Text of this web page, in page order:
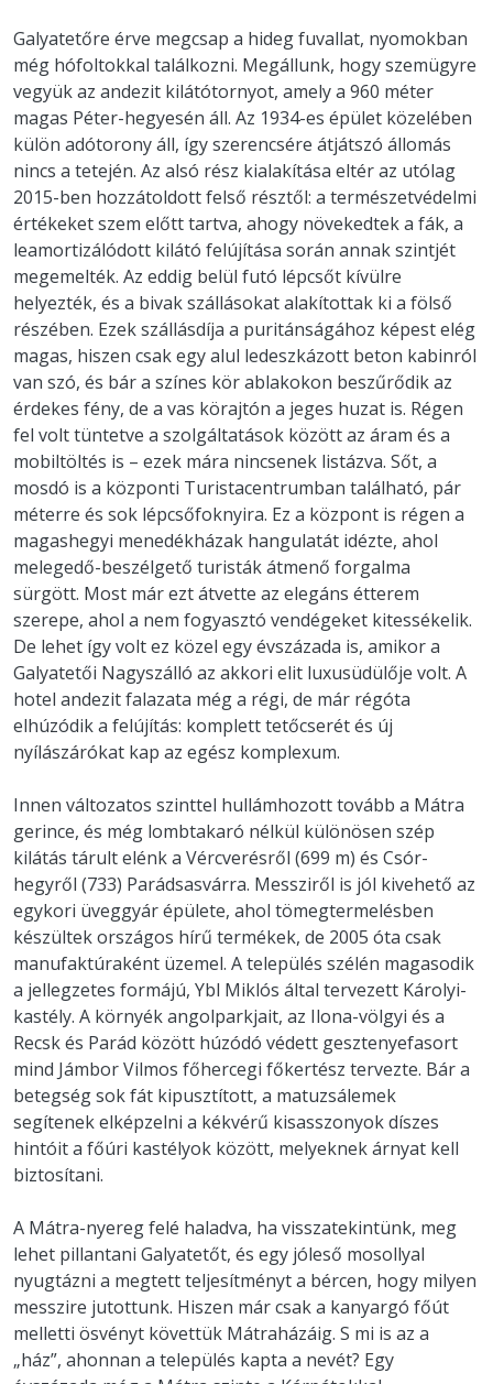
Galyatetőre érve megcsap a hideg fuvallat, nyomokban
még hófoltokkal találkozni. Megállunk, hogy szemügyre
vegyük az andezit kilátótornyot, amely a 960 méter
magas Péter-hegyesén áll. Az 1934-es épület közelében
külön adótorony áll, így szerencsére átjátszó állomás
nincs a tetején. Az alsó rész kialakítása eltér az utólag
2015-ben hozzátoldott felső résztől: a természetvédelmi
értékeket szem előtt tartva, ahogy növekedtek a fák, a
leamortizálódott kilátó felújítása során annak szintjét
megemelték. Az eddig belül futó lépcsőt kívülre
helyezték, és a bivak szállásokat alakítottak ki a fölső
részében. Ezek szállásdíja a puritánságához képest elég
magas, hiszen csak egy alul ledeszkázott beton kabinról
van szó, és bár a színes kör ablakokon beszűrődik az
érdekes fény, de a vas körajtón a jeges huzat is. Régen
fel volt tüntetve a szolgáltatások között az áram és a
mobiltöltés is – ezek mára nincsenek listázva. Sőt, a
mosdó is a központi Turistacentrumban található, pár
méterre és sok lépcsőfoknyira. Ez a központ is régen a
magashegyi menedékházak hangulatát idézte, ahol
melegedő-beszélgető turisták átmenő forgalma
sürgött. Most már ezt átvette az elegáns étterem
szerepe, ahol a nem fogyasztó vendégeket kitessékelik.
De lehet így volt ez közel egy évszázada is, amikor a
Galyatetői Nagyszálló az akkori elit luxusüdülője volt. A
hotel andezit falazata még a régi, de már régóta
elhúzódik a felújítás: komplett tetőcserét és új
nyílászárókat kap az egész komplexum.
Innen változatos szinttel hullámhozott tovább a Mátra
gerince, és még lombtakaró nélkül különösen szép
kilátás tárult elénk a Vércverésről (699 m) és Csór-
hegyről (733) Parádsasvárra. Messziről is jól kivehető az
egykori üveggyár épülete, ahol tömegtermelésben
készültek országos hírű termékek, de 2005 óta csak
manufaktúraként üzemel. A település szélén magasodik
a jellegzetes formájú, Ybl Miklós által tervezett Károlyi-
kastély. A környék angolparkjait, az Ilona-völgyi és a
Recsk és Parád között húzódó védett gesztenyefasort
mind Jámbor Vilmos főhercegi főkertész tervezte. Bár a
betegség sok fát kipusztított, a matuzsálemek
segítenek elképzelni a kékvérű kisasszonyok díszes
hintóit a főúri kastélyok között, melyeknek árnyat kell
biztosítani.
A Mátra-nyereg felé haladva, ha visszatekintünk, meg
lehet pillantani Galyatetőt, és egy jóleső mosollyal
nyugtázni a megtett teljesítményt a bércen, hogy milyen
messzire jutottunk. Hiszen már csak a kanyargó főút
melletti ösvényt követtük Mátraházáig. S mi is az a
„ház”, ahonnan a település kapta a nevét? Egy